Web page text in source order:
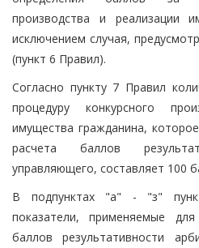
производства и реализации
исключением случая,
(пункт 6 Правил).
Согласно пункту 7 Правил
процедуру конкурсного
имущества гражданина,
расчета баллов
управляющего, составляет 100
В подпунктах "а" - "з"
показатели, применяемые
баллов результативности